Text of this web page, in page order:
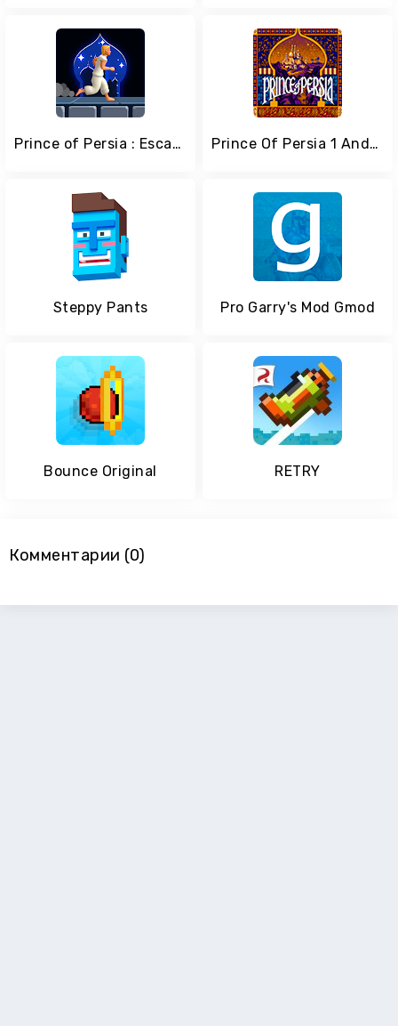
Prince of Persia : Escape Prince Of Persia 1 Android
Steppy Pants Pro Garry's Mod Gmod
Bounce Original RETRY
Комментарии (0)